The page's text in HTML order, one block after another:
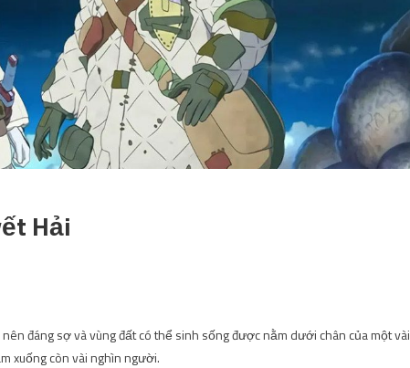
Hải
đáng sợ và vùng đất có thể sinh sống được nằm dưới chân của một vài
xuống còn vài nghìn người.